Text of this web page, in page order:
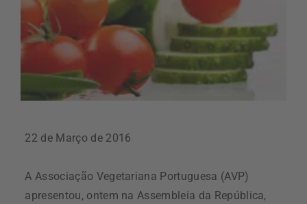
22 de Março de 2016
A Associação Vegetariana Portuguesa (AVP)
apresentou, ontem na Assembleia da República,